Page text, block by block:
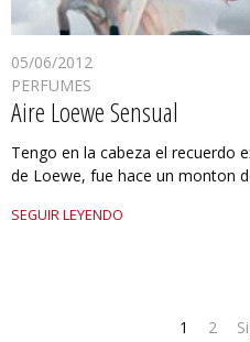
05/06/2012
PERFUMES
Aire Loewe Sensual
Tengo en la cabeza el recuerdo
de Loewe, fue hace un monton
SEGUIR LEYENDO
1 2